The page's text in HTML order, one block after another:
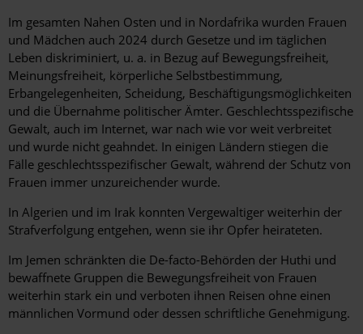
Im gesamten Nahen Osten und in Nordafrika wurden Frauen
und Mädchen auch 2024 durch Gesetze und im täglichen
Leben diskriminiert, u. a. in Bezug auf Bewegungsfreiheit,
Meinungsfreiheit, körperliche Selbstbestimmung,
Erbangelegenheiten, Scheidung, Beschäftigungsmöglichkeiten
und die Übernahme politischer Ämter. Geschlechtsspezifische
Gewalt, auch im Internet, war nach wie vor weit verbreitet
und wurde nicht geahndet. In einigen Ländern stiegen die
Fälle geschlechtsspezifischer Gewalt, während der Schutz von
Frauen immer unzureichender wurde.
In Algerien und im Irak konnten Vergewaltiger weiterhin der
Strafverfolgung entgehen, wenn sie ihr Opfer heirateten.
Im Jemen schränkten die De-facto-Behörden der Huthi und
bewaffnete Gruppen die Bewegungsfreiheit von Frauen
weiterhin stark ein und verboten ihnen Reisen ohne einen
männlichen Vormund oder dessen schriftliche Genehmigung.